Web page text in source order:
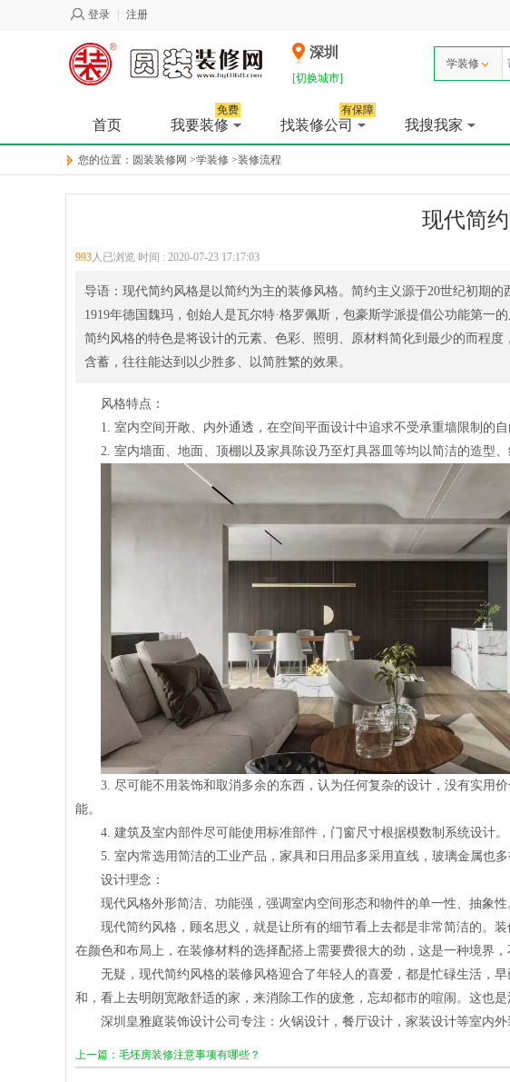
登录 注册
深圳
[切换城市]
学装修
首页 我要装修
免费
找装修公司
有保障
我搜我家
您的位置： 圆装装修网 >学装修 >装修流程
现代简
993人已浏览 时间 : 2020-07-23 17:17:03
导语：现代简约风格是以简约为主的装修风格。简约主义源于20世纪初期
1919年德国魏玛，创始人是瓦尔特·格罗佩斯，包豪斯学派提倡公功能第一
简约风格的特色是将设计的元素、色彩、照明、原材料简化到最少的而程
含蓄，往往能达到以少胜多、以简胜繁的效果。
风格特点：
1. 室内空间开敞、内外通透，在空间平面设计中追求不受承重墙限制的自
2. 室内墙面、地面、顶棚以及家具陈设乃至灯具器皿等均以简洁的造型
3. 尽可能不用装饰和取消多余的东西，认为任何复杂的设计，没有实用
能。
4. 建筑及室内部件尽可能使用标准部件，门窗尺寸根据模数制系统设计。
5. 室内常选用简洁的工业产品，家具和日用品多采用直线，玻璃金属也多
设计理念：
现代风格外形简洁、功能强，强调室内空间形态和物件的单一性、抽象性
现代简约风格，顾名思义，就是让所有的细节看上去都是非常简洁的。
在颜色和布局上，在装修材料的选择配搭上需要费很大的劲，这是一种境界，
无疑，现代简约风格的装修风格迎合了年轻人的喜爱，都是忙碌生活，
和，看上去明朗宽敞舒适的家，来消除工作的疲惫，忘却都市的喧闹。这也是
深圳皇雅庭装饰设计公司专注： 火锅设计 ，餐厅设计， 家装设计等室内外
上一篇：毛坯房装修注意事项有哪些？